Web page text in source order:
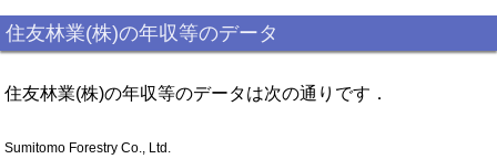
住友林業(株)の年収等のデータ
住友林業(株)の年収等のデータは次の通りです．
Sumitomo Forestry Co., Ltd.